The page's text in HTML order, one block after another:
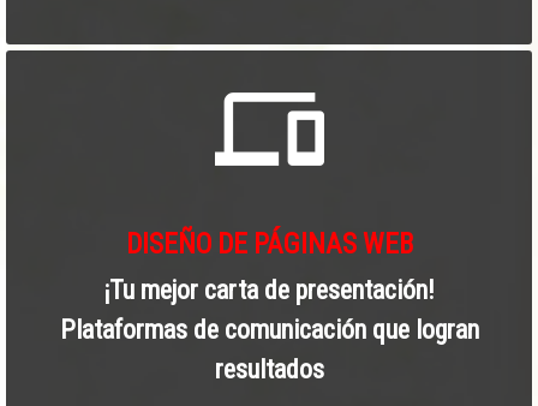
devices
DISEÑO DE PÁGINAS WEB
¡Tu mejor carta de presentación!
Plataformas de comunicación que logran
resultados